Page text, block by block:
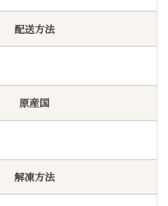
配送方法
原産国
解凍方法